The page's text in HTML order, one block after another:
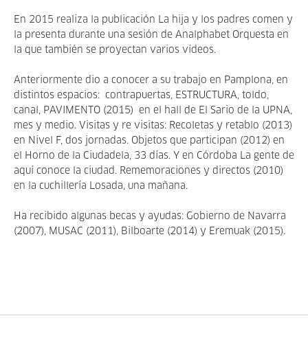
En 2015 realiza la publicación La hija y los padres comen y
la presenta durante una sesión de Analphabet Orquesta en
la que también se proyectan varios vídeos.
Anteriormente dio a conocer a su trabajo en Pamplona, en
distintos espacios: contrapuertas, ESTRUCTURA, toldo,
canal, PAVIMENTO (2015) en el hall de El Sario de la UPNA,
mes y medio. Visitas y re visitas: Recoletas y retablo (2013)
en Nivel F, dos jornadas. Objetos que participan (2012) en
el Horno de la Ciudadela, 33 días. Y en Córdoba La gente de
aquí conoce la ciudad. Rememoraciones y directos (2010)
en la cuchillería Losada, una mañana.
Ha recibido algunas becas y ayudas: Gobierno de Navarra
(2007), MUSAC (2011), Bilboarte (2014) y Eremuak (2015).